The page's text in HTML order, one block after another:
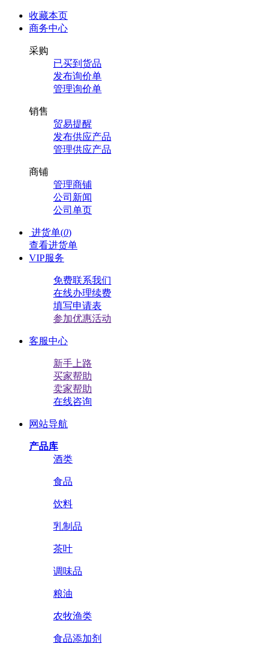
收藏本页
商务中心
采购
已买到货品
发布询价单
管理询价单
销售
贸易提醒
发布供应产品
管理供应产品
商铺
管理商铺
公司新闻
公司单页
进货单(0)
查看进货单
VIP服务
免费联系我们
在线办理续费
填写申请表
参加优惠活动
客服中心
新手上路
买家帮助
卖家帮助
在线咨询
网站导航
产品库
酒类
食品
饮料
乳制品
茶叶
调味品
粮油
农牧渔类
食品添加剂